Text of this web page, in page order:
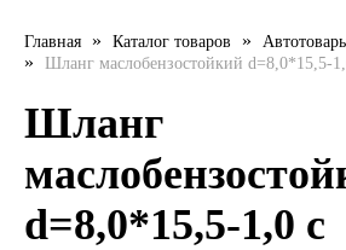
REPSOL
SHELL
SINTEC
Главная » Каталог товаров »
» Шланг маслобензостойкий d=8,0*15,5-
Шланг
d=8,0*15,5-1,0 с